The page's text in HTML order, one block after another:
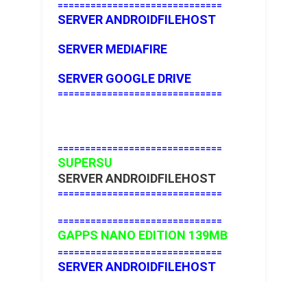
==============================
SERVER ANDROIDFILEHOST
SERVER MEDIAFIRE
SERVER GOOGLE DRIVE
==============================
==============================
SUPERSU
SERVER ANDROIDFILEHOST
==============================
==============================
GAPPS NANO EDITION 139MB
==============================
SERVER ANDROIDFILEHOST